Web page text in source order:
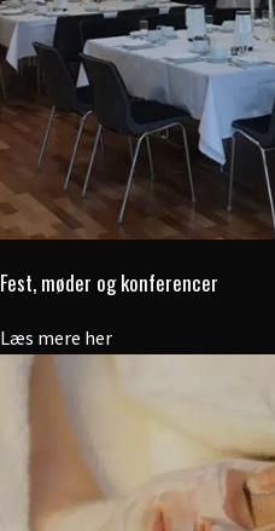
Fest, møder og konferencer
Læs mere her